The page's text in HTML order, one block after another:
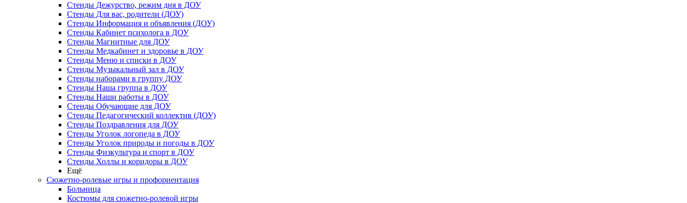
Стенды Дежурство, режим дня в ДОУ
Стенды Для вас, родители (ДОУ)
Стенды Информация и объявления (ДОУ)
Стенды Кабинет психолога в ДОУ
Стенды Магнитные для ДОУ
Стенды Медкабинет и здоровье в ДОУ
Стенды Меню и списки в ДОУ
Стенды Музыкальный зал в ДОУ
Стенды наборами в группу ДОУ
Стенды Наша группа в ДОУ
Стенды Наши работы в ДОУ
Стенды Обучающие для ДОУ
Стенды Педагогический коллектив (ДОУ)
Стенды Поздравления для ДОУ
Стенды Уголок логопеда в ДОУ
Стенды Уголок природы и погоды в ДОУ
Стенды Физкультура и спорт в ДОУ
Стенды Холлы и коридоры в ДОУ
Ещё
Сюжетно-ролевые игры и профориентация
Больница
Костюмы для сюжетно-ролевой игры